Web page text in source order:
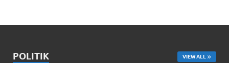
POLITIK VIEW ALL